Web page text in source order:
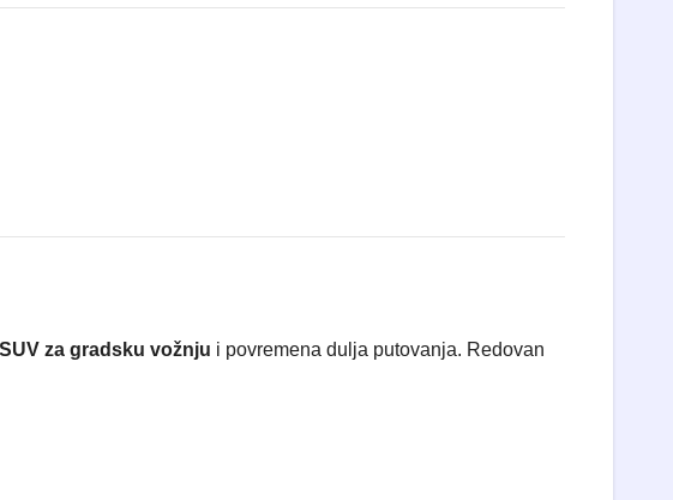
za gradsku vožnju i povremena dulja putovanja. Redovan